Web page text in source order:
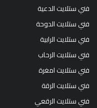
فني ستلايت الدعية
فني ستلايت الدوحة
فني ستلايت الرابية
فني ستلايت الرحاب
فني ستلايت امغرة
فني ستلايت الرقة
فني ستلايت الرقعي